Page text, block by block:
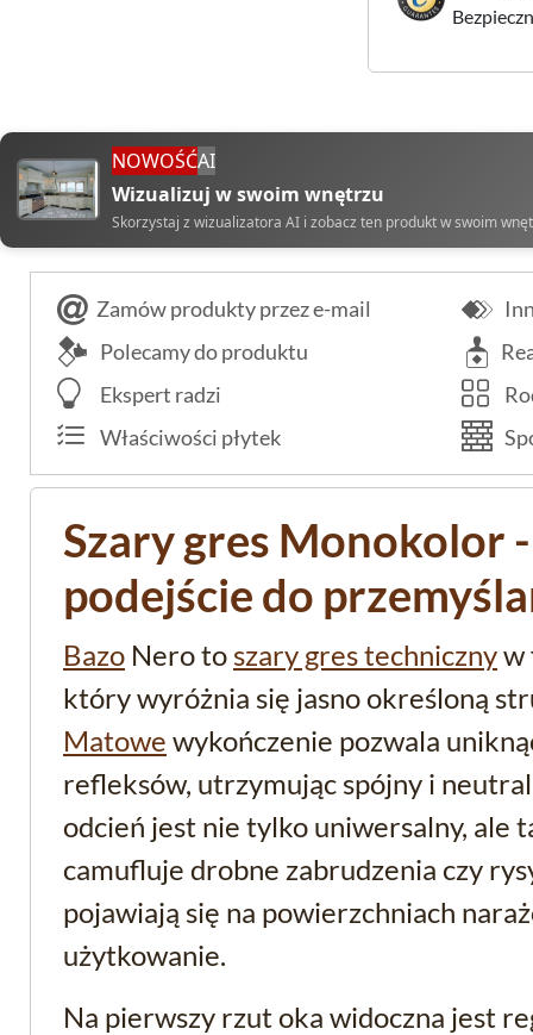
NOWOŚĆAI
Wizualizuj w swoim wnętrzu
Skorzystaj z wizualizatora AI i zobacz ten produkt w swoim
Zamów produkty przez e-mail
Polecamy do produktu
Ekspert radzi
Właściwości płytek
Szary gres Monokolor
podejście do
Bazo Nero to szary gres technicznyw
który wyróżnia się jasno określoną
Matowe wykończenie pozwala
refleksów, utrzymując spójny i
odcień jest nie tylko uniwersalny, ale
camufluje drobne zabrudzenia czy
pojawiają się na powierzchniach
użytkowanie.
Na pierwszy rzut oka widoczna jest